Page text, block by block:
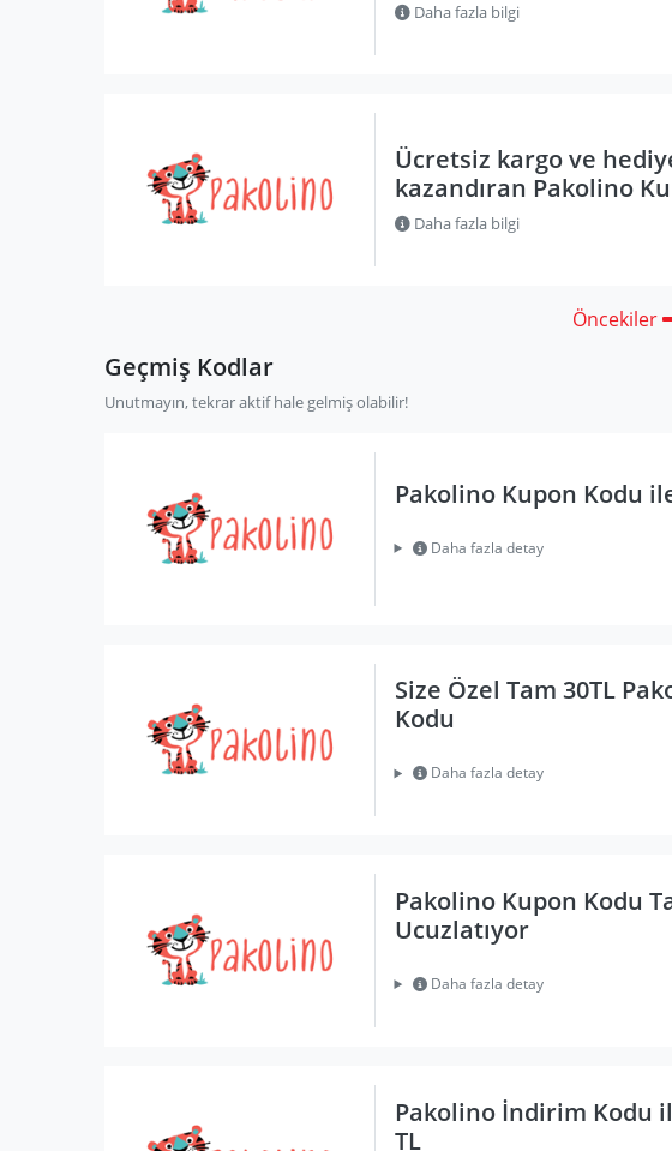
Daha fazla bilgi
Ücretsiz kargo ve
kazandıran Pakolino
Daha fazla bilgi
Öncekiler
Geçmiş Kodlar
Unutmayın, tekrar aktif hale gelmiş olabilir!
Pakolino Kupon Kodu
Daha fazla detay
Size Özel Tam 30TL
Kodu
Daha fazla detay
Pakolino Kupon Kodu
Ucuzlatıyor
Daha fazla detay
Pakolino İndirim Kodu
TL